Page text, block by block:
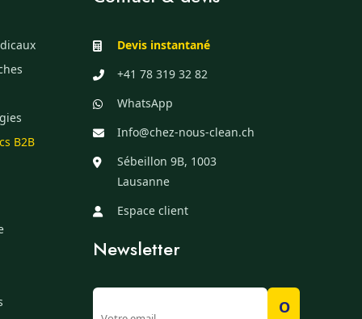
B2B
Devis instantané
+41 78 319 32 82
WhatsApp
Info@chez-nous-clean.ch
Sébeillon 9B, 1003
Lausanne
Espace client
Newsletter
O